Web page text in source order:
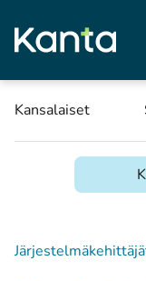
Kansalaiset